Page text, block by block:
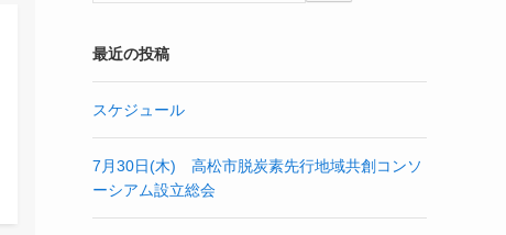
最近の投稿
スケジュール
7月30日(木) 高松市脱炭素先行地域共創コンソ
ーシアム設立総会